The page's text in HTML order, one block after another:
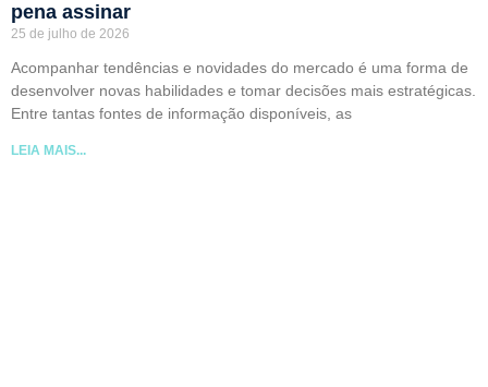
pena assinar
25 de julho de 2026
Acompanhar tendências e novidades do mercado é uma forma de
desenvolver novas habilidades e tomar decisões mais estratégicas.
Entre tantas fontes de informação disponíveis, as
LEIA MAIS...